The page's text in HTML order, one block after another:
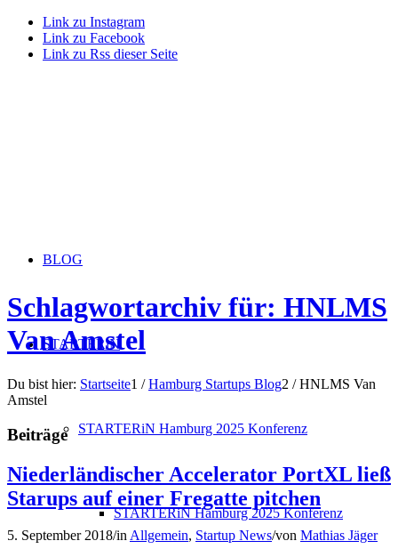
Link zu Instagram
Link zu Facebook
Link zu Rss dieser Seite
BLOG
STARTERiN
STARTERiN Hamburg 2025 Konferenz
STARTERiN Hamburg 2025 Konferenz
Schlagwortarchiv für: HNLMS
Van Amstel
Du bist hier: Startseite1 / Hamburg Startups Blog2 / HNLMS Van
Amstel
Beiträge
Niederländischer Accelerator PortXL ließ
Starups auf einer Fregatte pitchen
5. September 2018/inAllgemein, Startup News/von Mathias Jäger